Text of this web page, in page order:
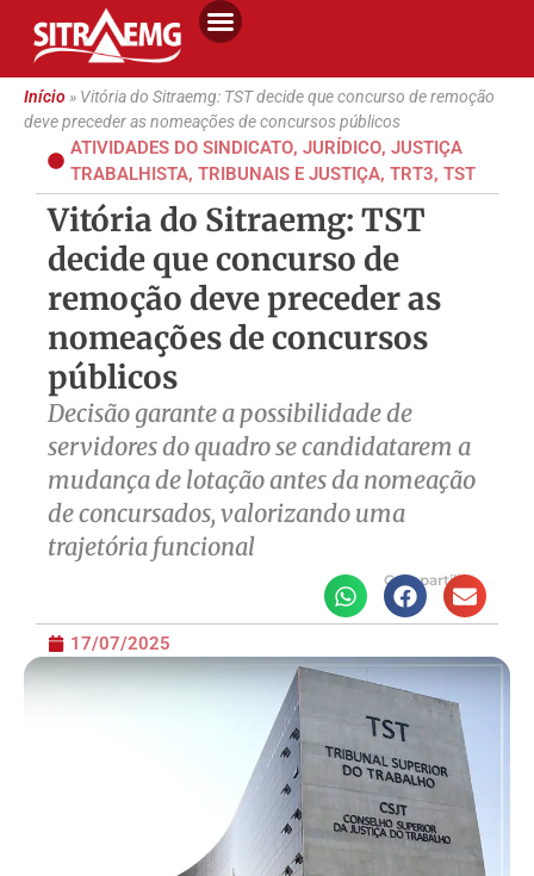
Início» Vitória do Sitraemg: TST decide que concurso de remoção
deve preceder as nomeações de concursos públicos
ATIVIDADES DO SINDICATO, JURÍDICO, JUSTIÇA
TRABALHISTA, TRIBUNAIS E JUSTIÇA, TRT3, TST
Vitória do Sitraemg: TST
decide que concurso de
remoção deve preceder as
nomeações de concursos
públicos
Decisão garante a possibilidade de
servidores do quadro se candidatarem a
mudança de lotação antes da nomeação
de concursados, valorizando uma
trajetória funcional
Compartilhe
17/07/2025